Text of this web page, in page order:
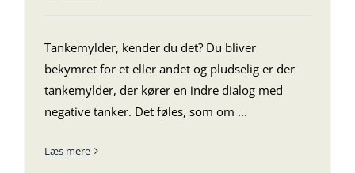
Tankemylder, kender du det? Du bliver
bekymret for et eller andet og pludselig er der
tankemylder, der kører en indre dialog med
negative tanker. Det føles, som om ...
Læs mere